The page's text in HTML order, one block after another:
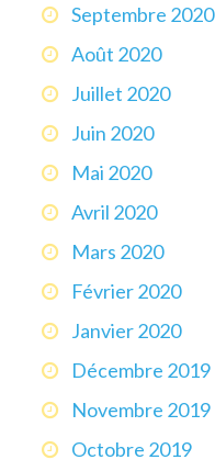
Septembre 2020
Août 2020
Juillet 2020
Juin 2020
Mai 2020
Avril 2020
Mars 2020
Février 2020
Janvier 2020
Décembre 2019
Novembre 2019
Octobre 2019